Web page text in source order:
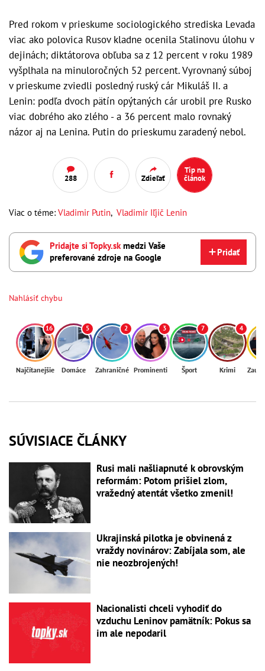
Pred rokom v prieskume sociologického strediska Levada
viac ako polovica Rusov kladne ocenila Stalinovu úlohu v
dejinách; diktátorova obľuba sa z 12 percent v roku 1989
vyšplhala na minuloročných 52 percent. Vyrovnaný súboj
v prieskume zviedli posledný ruský cár Mikuláš II. a
Lenin: podľa dvoch pätín opýtaných cár urobil pre Rusko
viac dobrého ako zlého - a 36 percent malo rovnaký
názor aj na Lenina. Putin do prieskumu zaradený nebol.
288 Zdieľať
Tip na
článok
Viac o téme: Vladimir Putin, Vladimir Iľjič Lenin
Pridajte si Topky.skmedzi Vaše
preferované zdroje na Google
Pridať
Nahlásiť chybu
16
Najčítanejšie
5
Domáce
2
Zahraničné
3
Prominenti
7
Šport
4
Krimi
SÚVISIACE ČLÁNKY
Rusi mali našliapnuté k obrovským
reformám: Potom prišiel zlom,
vražedný atentát všetko zmenil!
Ukrajinská pilotka je obvinená z
vraždy novinárov: Zabíjala som, ale
nie neozbrojených!
Nacionalisti chceli vyhodiť do
vzduchu Leninov pamätník: Pokus sa
im ale nepodaril